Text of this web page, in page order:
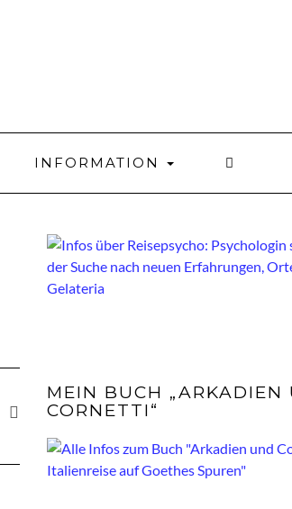
INFORMATION
MEIN BUCH „ARKADIEN
CORNETTI“